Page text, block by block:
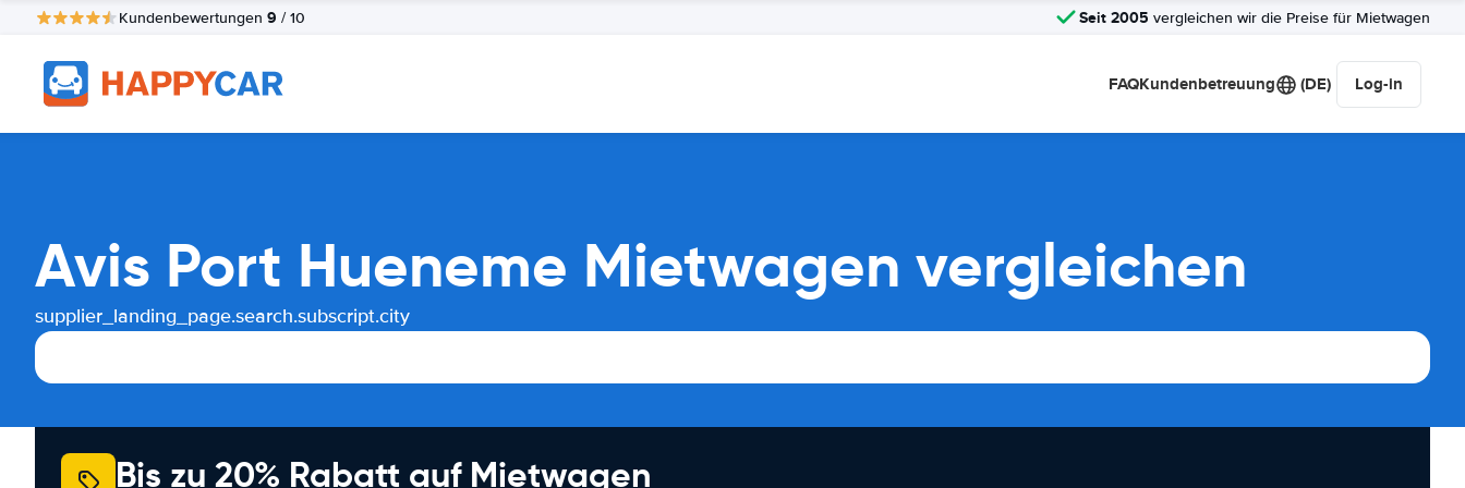
Kundenbewertungen 9 / 10 Seit 2005 vergleichen wir die Preise für Mietwagen
FAQKundenbetreuung (DE) Log-in
Avis Port Hueneme Mietwagen vergleichen
supplier_landing_page.search.subscript.city
Bis zu 20% Rabatt auf Mietwagen